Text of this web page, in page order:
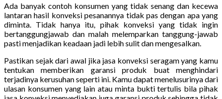
Ada banyak contoh konsumen yang tidak senang dan kecewa
lantaran hasil konveksi pesanannya tidak pas dengan apa yang
diminta. Tidak hanya itu, pihak konveksi yang tidak ingin
bertanggungjawab dan malah melemparkan tanggung-jawab
pasti menjadikan keadaan jadi lebih sulit dan mengesalkan.
Pastikan sejak dari awal jika jasa konveksi seragam yang kamu
tentukan memberikan garansi produk buat menghindari
terjadinya kerusuhan seperti ini. Kamu dapat menelusurinya dari
ulasan konsumen yang lain atau minta bukti tertulis bila pihak